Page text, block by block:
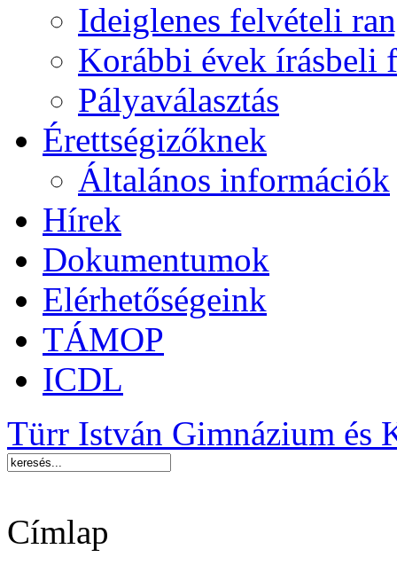
Ideiglenes felvételi
Korábbi évek írásbeli
Pályaválasztás
Érettségizőknek
Általános információk
Hírek
Dokumentumok
Elérhetőségeink
TÁMOP
ICDL
Türr István Gimnázium és
Címlap